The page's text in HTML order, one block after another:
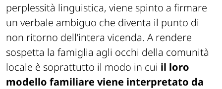
perplessità linguistica, viene spinto a firmare
un verbale ambiguo che diventa il punto di
non ritorno dell’intera vicenda. A rendere
sospetta la famiglia agli occhi della comunità
locale è soprattutto il modo in cui il loro
modello familiare viene interpretato da